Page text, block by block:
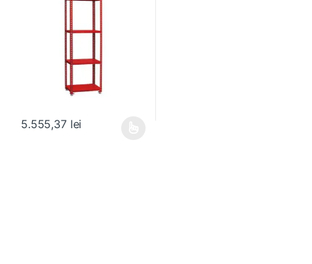
5.555,37 lei